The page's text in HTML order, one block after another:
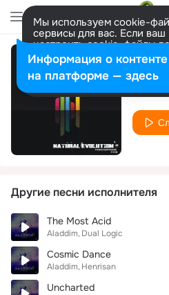
Мы используем cookie-
сервисы для вас. Если ваш
настроить cookie-файлы
представитель. Больше
Разрешить все
Aladdim
Другие песни исполнителя
The Most Acid
Aladdim Dual Logic
Cosmic Dance
Aladdim Henrisan
Uncharted
Информация о контенте
на платформе — здесь